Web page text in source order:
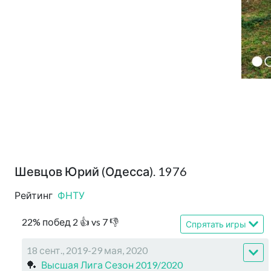
Шевцов Юрий (Одесса). 1976
Рейтинг ФНТУ
22% побед 2 👍 vs 7👎 Спрятать игры
18 сент., 2019-29 мая, 2020
🏓 Высшая Лига Сезон 2019/2020